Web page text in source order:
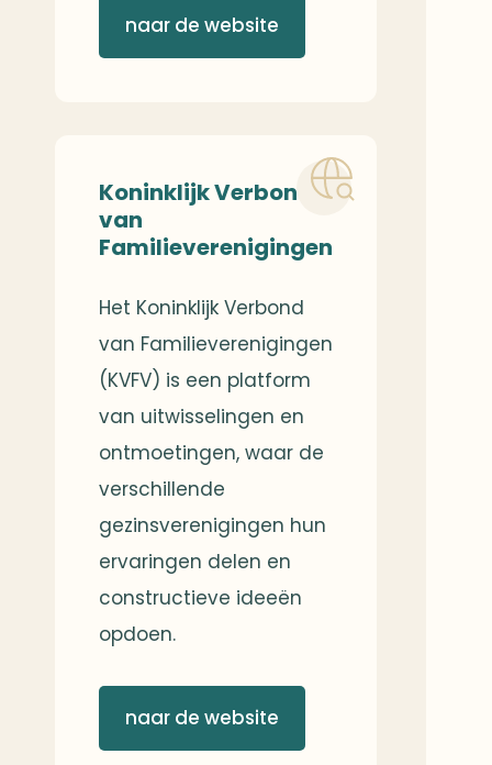
naar de website
Koninklijk Verbond
van
Familieverenigingen
Het Koninklijk Verbond
van Familieverenigingen
(KVFV) is een platform
van uitwisselingen en
ontmoetingen, waar de
verschillende
gezinsverenigingen hun
ervaringen delen en
constructieve ideeën
opdoen.
naar de website